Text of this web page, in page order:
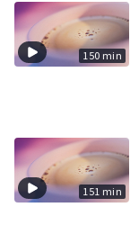
150 min
151 min